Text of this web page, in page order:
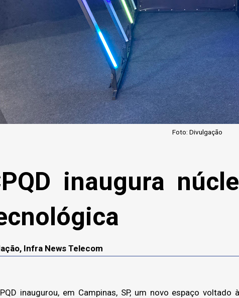
Foto: Divulgação
inaugura
Infra News Telecom
inaugurou, em Campinas, SP, um novo espaço